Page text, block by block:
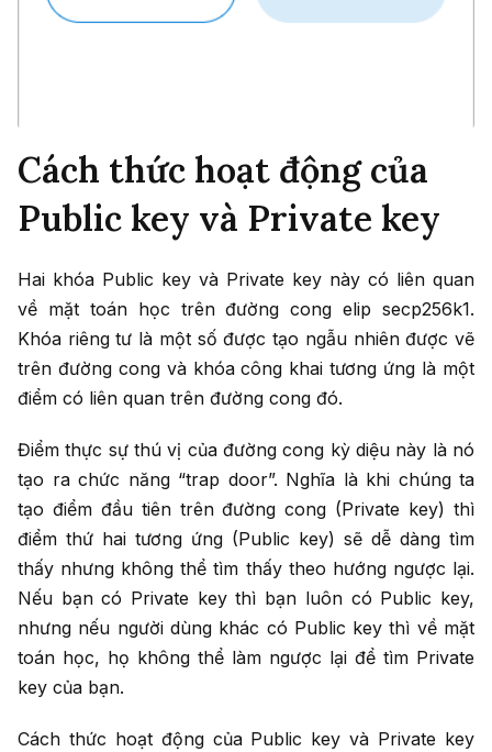
Cách thức hoạt động của
Public key và Private key
Hai khóa Public key và Private key này có liên quan
về mặt toán học trên đường cong elip secp256k1.
Khóa riêng tư là một số được tạo ngẫu nhiên được vẽ
trên đường cong và khóa công khai tương ứng là một
điểm có liên quan trên đường cong đó.
Điểm thực sự thú vị của đường cong kỳ diệu này là nó
tạo ra chức năng “trap door”. Nghĩa là khi chúng ta
tạo điểm đầu tiên trên đường cong (Private key) thì
điểm thứ hai tương ứng (Public key) sẽ dễ dàng tìm
thấy nhưng không thể tìm thấy theo hướng ngược lại.
Nếu bạn có Private key thì bạn luôn có Public key,
nhưng nếu người dùng khác có Public key thì về mặt
toán học, họ không thể làm ngược lại để tìm Private
key của bạn.
Cách thức hoạt động của Public key và Private key